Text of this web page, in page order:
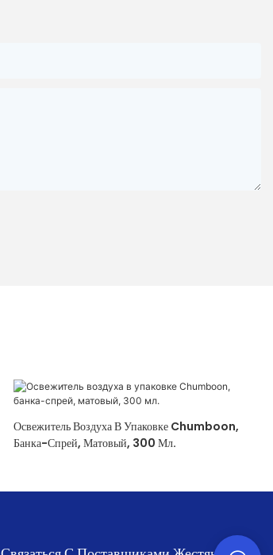
Освежитель Воздуха В Упаковке Chumboon,
Банка-Спрей, Матовый, 300 Мл.